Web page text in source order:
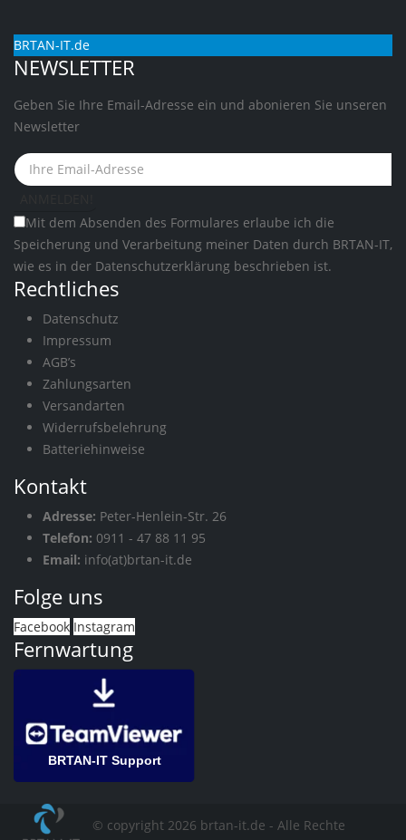
BRTAN-IT.de
NEWSLETTER
Geben Sie Ihre Email-Adresse ein und abonieren Sie unseren
Newsletter
Mit dem Absenden des Formulares erlaube ich die
Speicherung und Verarbeitung meiner Daten durch BRTAN-IT,
wie es in der Datenschutzerklärung beschrieben ist.
Rechtliches
Datenschutz
Impressum
AGB’s
Zahlungsarten
Versandarten
Widerrufsbelehrung
Batteriehinweise
Kontakt
Adresse: Peter-Henlein-Str. 26
Telefon: 0911 - 47 88 11 95
Email: info(at)brtan-it.de
Folge uns
Facebook Instagram
Fernwartung
BRTAN-IT Support
© copyright 2026 brtan-it.de - Alle Rechte